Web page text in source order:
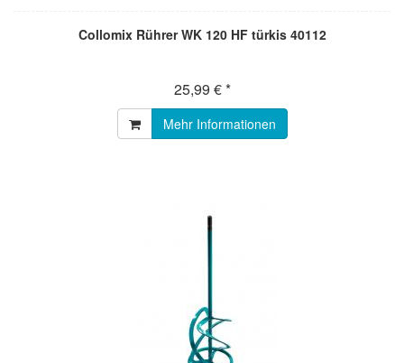
Collomix Rührer WK 120 HF türkis 40112
25,99 € *
Mehr Informationen